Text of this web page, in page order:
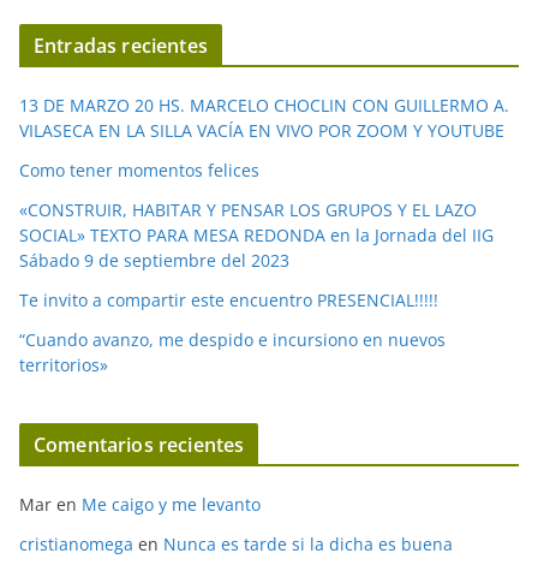
í
d
e
o
Entradas recientes
13 DE MARZO 20 HS. MARCELO CHOCLIN CON GUILLERMO A.
VILASECA EN LA SILLA VACÍA EN VIVO POR ZOOM Y YOUTUBE
Como tener momentos felices
«CONSTRUIR, HABITAR Y PENSAR LOS GRUPOS Y EL LAZO
SOCIAL» TEXTO PARA MESA REDONDA en la Jornada del IIG
Sábado 9 de septiembre del 2023
Te invito a compartir este encuentro PRESENCIAL!!!!!
“Cuando avanzo, me despido e incursiono en nuevos
territorios»
Comentarios recientes
Mar en Me caigo y me levanto
cristianomega en Nunca es tarde si la dicha es buena